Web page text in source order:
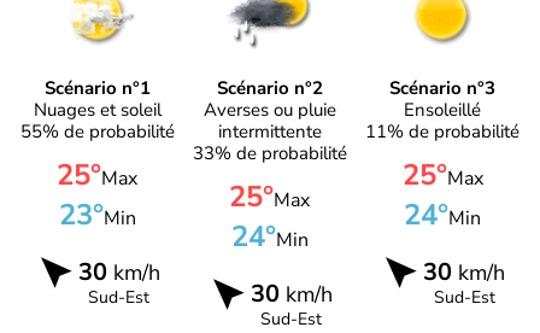
Scénario n°1
Nuages et soleil
55% de probabilité
25°Max
23°Min
30km/h
Sud-Est
Scénario n°2
Averses ou pluie
intermittente
33% de probabilité
25°Max
24°Min
30km/h
Sud-Est
Scénario n°3
Ensoleillé
11% de probabilité
25°Max
24°Min
30 km/h
Sud-Est